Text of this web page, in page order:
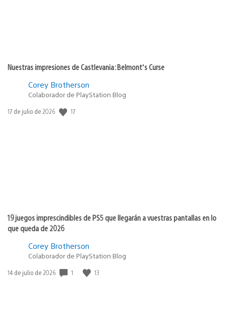
Nuestras impresiones de Castlevania: Belmont’s Curse
Corey Brotherson
Colaborador de PlayStation Blog
Fecha
17 de julio de 2026 17
19 juegos imprescindibles de PS5 que llegarán a vuestras pantallas en lo
que queda de 2026
Corey Brotherson
Colaborador de PlayStation Blog
Fecha
14 de julio de 2026 1 13